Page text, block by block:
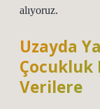
alıyoruz.
Uzayda
Çocukluk
Verilere